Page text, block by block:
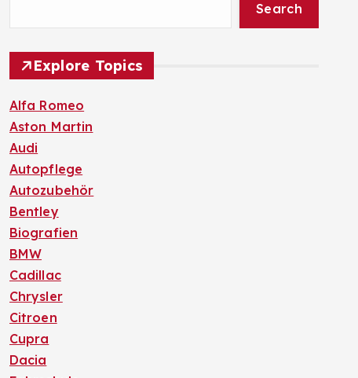
Search
Explore Topics
Alfa Romeo
Aston Martin
Audi
Autopflege
Autozubehör
Bentley
Biografien
BMW
Cadillac
Chrysler
Citroen
Cupra
Dacia